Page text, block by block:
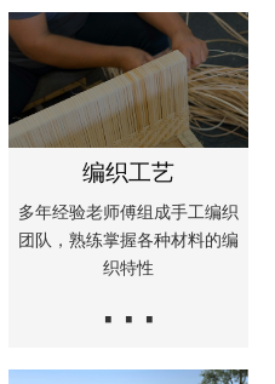
编织工艺
多年经验老师傅组成手工编织
团队，熟练掌握各种材料的编
织特性
···